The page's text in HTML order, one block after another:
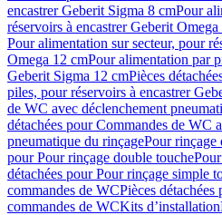
encastrer Geberit Sigma 8 cmPour
réservoirs à encastrer Geberit
Pour alimentation sur secteur, pour
Omega 12 cmPour alimentation par
Geberit Sigma 12 cmPièces
piles, pour réservoirs à encastrer
de WC avec déclenchement
détachées pour Commandes de WC
pneumatique du rinçagePour rinçage
pour Pour rinçage double touche
détachées pour Pour rinçage simple
commandes de WCPièces
commandes de WCKits d’installation